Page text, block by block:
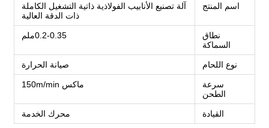
اسم المنتج
آلة تصنيع الأنابيب الفولاذية ذاتية التشغيل الكاملة
ذات الدقة العالية
نطاق
السماكة
0.2-0.35ملم
نوع اللحام صيانة الحرارة
سرعة
الطحن
ماكس 150m/min
القيادة محرك الخدمة